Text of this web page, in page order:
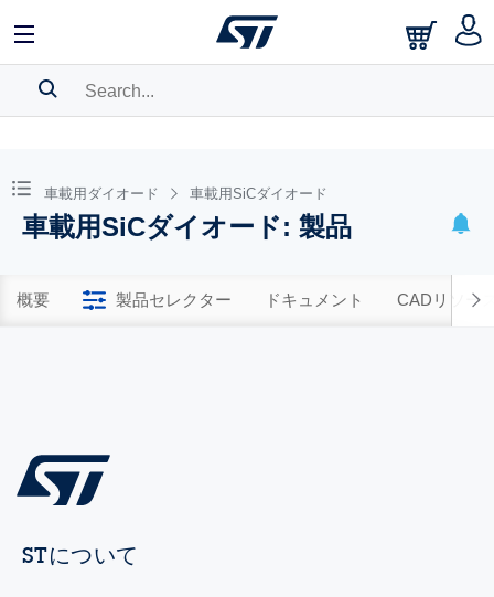
BOOKMARK
Pleaselog into show your saved searches.
車載用ダイオード 車載用SiCダイオード
車載用SiCダイオード: 製品
概要 製品セレクター ドキュメント CADリソー
STについて